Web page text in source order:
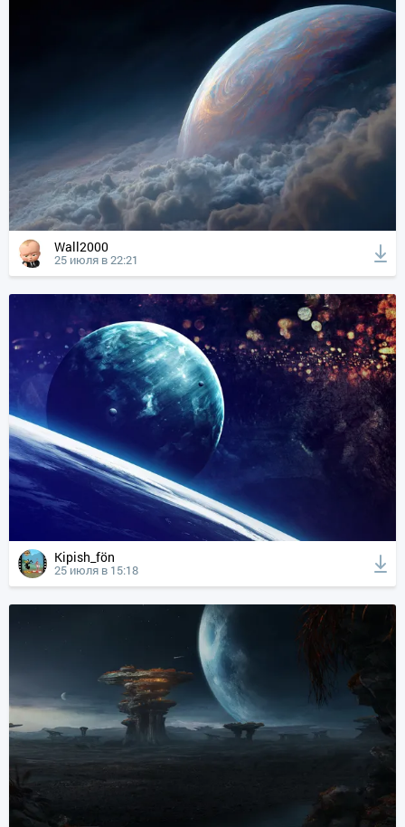
Wall2000
25 июля в 22:21
Kipish_fön
25 июля в 15:18